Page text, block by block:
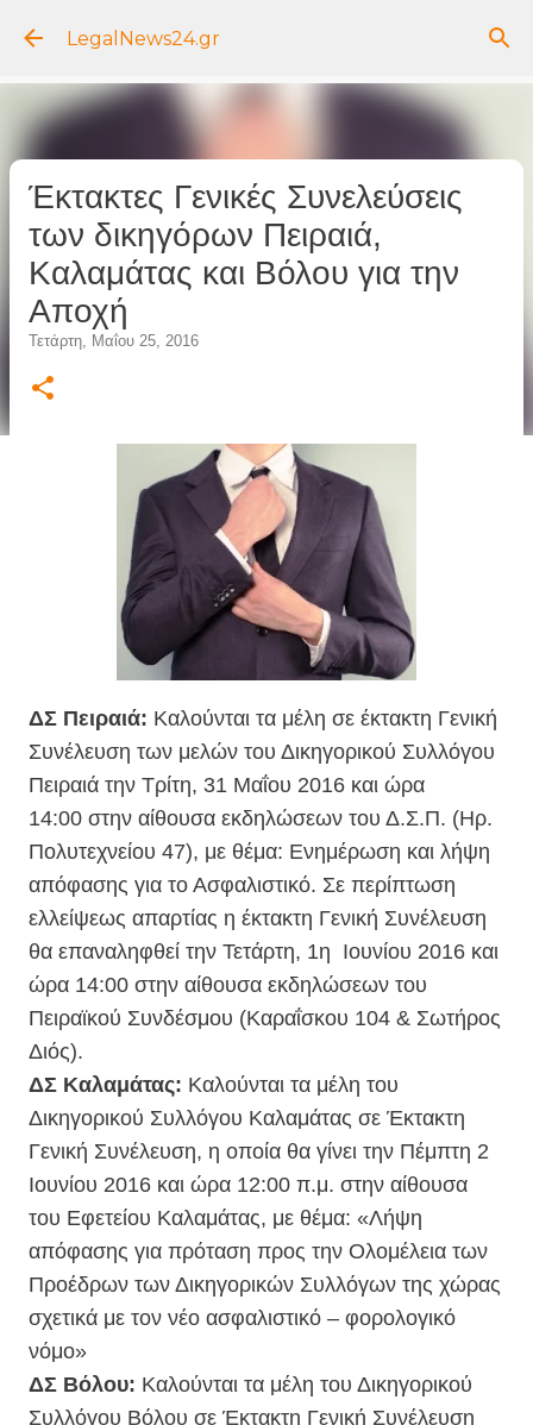
Μετάβαση στο κύριο περιεχόμενο
LegalNews24.gr
Έκτακτες Γενικές Συνελεύσεις
των δικηγόρων Πειραιά,
Καλαμάτας και Βόλου για την
Αποχή
Τετάρτη, Μαΐου 25, 2016
ΔΣ Πειραιά: Καλούνται τα μέλη σε έκτακτη Γενική
Συνέλευση των μελών του Δικηγορικού Συλλόγου
Πειραιά την Τρίτη, 31 Μαΐου 2016 και ώρα
14:00 στην αίθουσα εκδηλώσεων του Δ.Σ.Π. (Ηρ.
Πολυτεχνείου 47), με θέμα: Ενημέρωση και λήψη
απόφασης για το Ασφαλιστικό. Σε περίπτωση
ελλείψεως απαρτίας η έκτακτη Γενική Συνέλευση
θα επαναληφθεί την Τετάρτη, 1η Ιουνίου 2016 και
ώρα 14:00 στην αίθουσα εκδηλώσεων του
Πειραϊκού Συνδέσμου (Καραΐσκου 104 & Σωτήρος
Διός).
ΔΣ Καλαμάτας: Καλούνται τα μέλη του
Δικηγορικού Συλλόγου Καλαμάτας σε Έκτακτη
Γενική Συνέλευση, η οποία θα γίνει την Πέμπτη 2
Ιουνίου 2016 και ώρα 12:00 π.μ. στην αίθουσα
του Εφετείου Καλαμάτας, με θέμα: «Λήψη
απόφασης για πρόταση προς την Ολομέλεια των
Προέδρων των Δικηγορικών Συλλόγων της χώρας
σχετικά με τον νέο ασφαλιστικό – φορολογικό
νόμο»
ΔΣ Βόλου: Καλούνται τα μέλη του Δικηγορικού
Συλλόγου Βόλου σε Έκτακτη Γενική Συνέλευση